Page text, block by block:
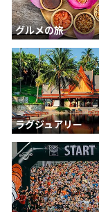
グルメの旅
ラグジュアリー